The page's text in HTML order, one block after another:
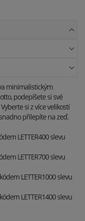
minimalistickým
podepíšete si své
si z více velikostí
přilepíte na zeď.
LETTER400 slevu
LETTER700 slevu
LETTER1000 slevu
LETTER1400 slevu